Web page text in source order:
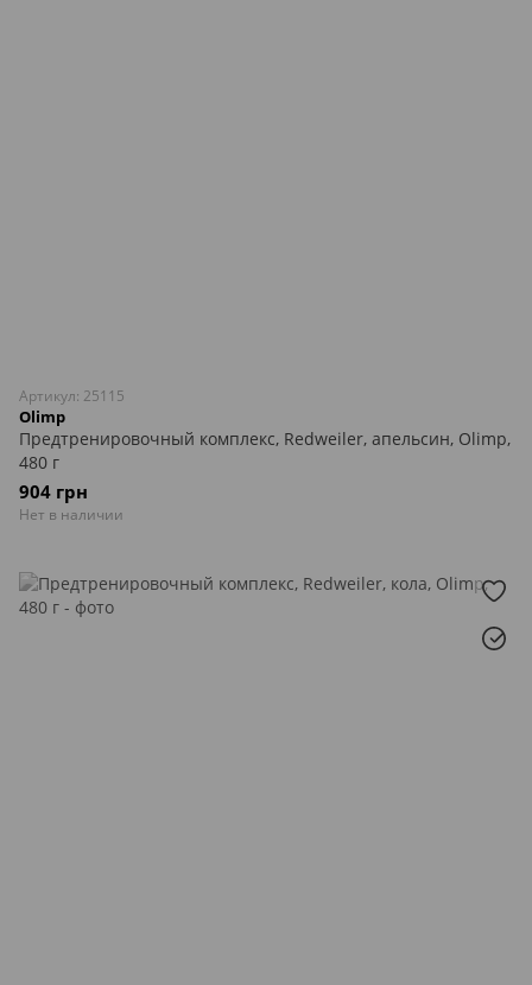
Артикул: 25115
Olimp
Предтренировочный комплекс, Redweiler, апельсин, Olimp,
480 г
904 грн
Нет в наличии